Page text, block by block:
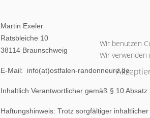
Martin Exeler
Ratsbleiche 10
38114 Braunschweig
E-Mail: info(at)ostfalen-randonneure.de
Inhaltlich Verantwortlicher gemäß § 10
Haftungshinweis: Trotz sorgfältiger
Wir benutzen
Wir